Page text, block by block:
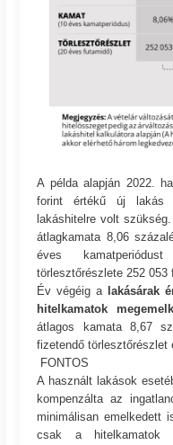
A példa alapján 2022.
forint értékű új lakás
lakáshitelre volt
átlagkamata 8,06
éves
törlesztőrészlete 252 053
Év végéig a lakásárak
hitelkamatok
átlagos kamata 8,67
fizetendő törlesztőrészlet
FONTOS
A használt lakások
kompenzálta az
minimálisan emelkedett
csak a hitelkamatok